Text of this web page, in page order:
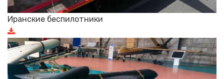
Иранские беспилотники